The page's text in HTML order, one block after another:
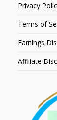
Privacy
Terms of
Earnings
Affiliate